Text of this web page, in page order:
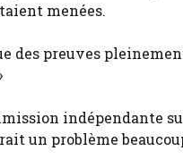
menées.
des preuves
indépendante
un problème